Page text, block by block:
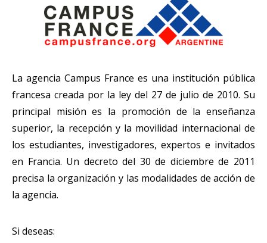
La agencia Campus France es una institución pública
francesa creada por la ley del 27 de julio de 2010. Su
principal misión es la promoción de la enseñanza
superior, la recepción y la movilidad internacional de
los estudiantes, investigadores, expertos e invitados
en Francia. Un decreto del 30 de diciembre de 2011
precisa la organización y las modalidades de acción de
la agencia.
Si deseas: